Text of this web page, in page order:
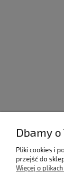
Dbamy
Pliki cookies i
przejść do
Więcej o